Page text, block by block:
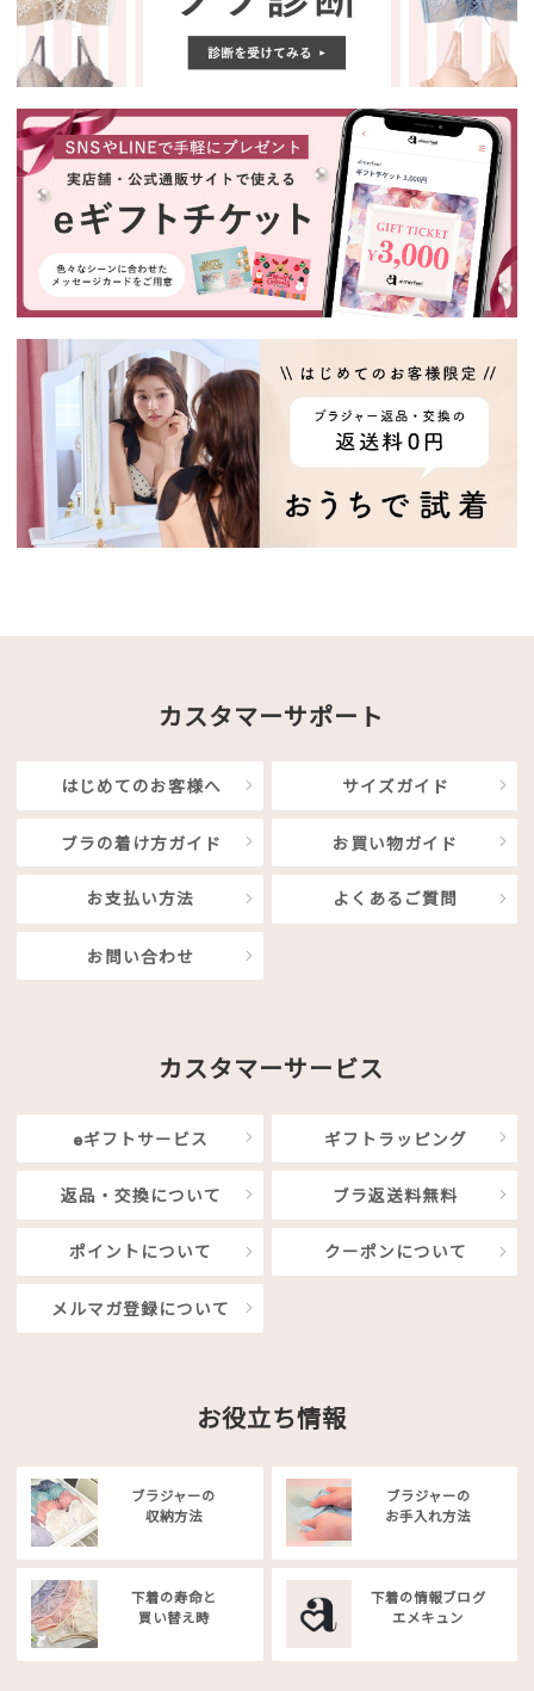
カスタマーサポート
はじめてのお客様へ サイズガイド
ブラの着け方ガイド お買い物ガイド
お支払い方法 よくあるご質問
お問い合わせ
カスタマーサービス
eギフトサービス ギフトラッピング
返品・交換について ブラ返送料無料
ポイントについて クーポンについて
メルマガ登録について
お役立ち情報
ブラジャーの
収納方法
ブラジャーの
お手入れ方法
下着の寿命と
買い替え時
下着の情報ブログ
エメキュン